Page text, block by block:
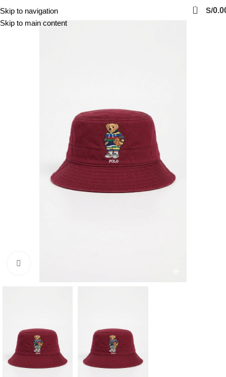
Skip to navigation
Skip to main content
0
S/